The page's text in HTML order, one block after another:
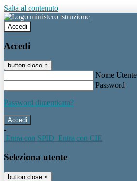
Salta al contenuto
Accedi
Accedi
button close ×
Nome Utente
Password
Password dimenticata?
-
Entra con SPID Entra con CIE
Seleziona utente
button close ×